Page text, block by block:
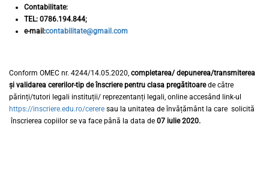
Contabilitate:
TEL: 0786.194.844;
e-mail:contabilitate@gmail.com
Conform OMEC nr. 4244/14.05.2020, completarea/ depunerea/transmiterea
și validarea cererilor-tip de înscriere pentru clasa pregătitoarede către
părinți/tutori legali instituții/ reprezentanți legali, online accesând link-ul
https://inscriere.edu.ro/cerere sau la unitatea de învățământ la care solicită
înscrierea copiilor se va face până la data de 07 iulie 2020.